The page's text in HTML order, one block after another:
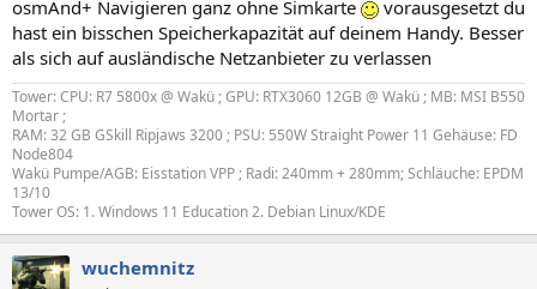
osmAnd+ Navigieren ganz ohne Simkarte
vorausgesetzt du
hast ein bisschen Speicherkapazität auf deinem Handy. Besser
als sich auf ausländische Netzanbieter zu verlassen
Tower: CPU: R7 5800x @ Wakü ; GPU: RTX3060 12GB @ Wakü ; MB: MSI B550
Mortar ;
RAM: 32 GB GSkill Ripjaws 3200 ; PSU: 550W Straight Power 11 Gehäuse: FD
Node804
Wakü Pumpe/AGB: Eisstation VPP ; Radi: 240mm + 280mm; Schläuche: EPDM
13/10
Tower OS: 1. Windows 11 Education 2. Debian Linux/KDE
wuchemnitz